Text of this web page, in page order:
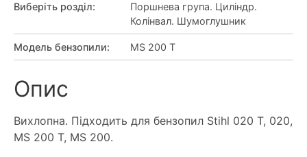
Виберіть розділ:
Поршнева група. Циліндр.
Колінвал. Шумоглушник
Модель бензопили: MS 200 T
Опис
Вихлопна. Підходить для бензопил Stihl 020 T, 020,
MS 200 T, MS 200.